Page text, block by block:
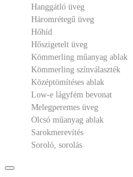
Hanggátló üveg
Háromrétegű üveg
Hőhíd
Hőszigetelt üveg
Kömmerling műanyag ablak
Kömmerling színválaszték
Középtömítéses ablak
Low-e lágyfém bevonat
Melegperemes üveg
Olcsó műanyag ablak
Sarokmerevítés
Soroló, sorolás